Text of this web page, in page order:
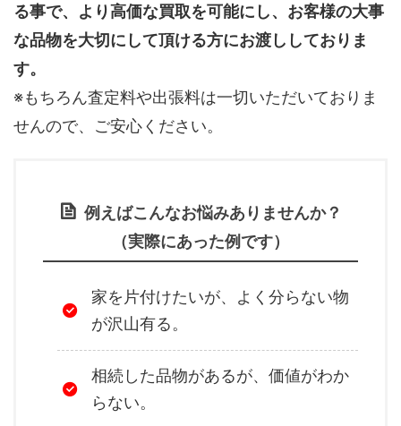
る事で、より高価な買取を可能にし、お客様の大事
な品物を大切にして頂ける方にお渡ししておりま
す。
※もちろん査定料や出張料は一切いただいておりま
せんので、ご安心ください。
例えばこんなお悩みありませんか？
（実際にあった例です）
家を片付けたいが、よく分らない物
が沢山有る。
相続した品物があるが、価値がわか
らない。